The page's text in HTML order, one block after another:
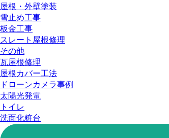
屋根・外壁塗装
雪止め工事
板金工事
スレート屋根修理
その他
瓦屋根修理
屋根カバー工法
ドローンカメラ事例
太陽光発電
トイレ
洗面化粧台